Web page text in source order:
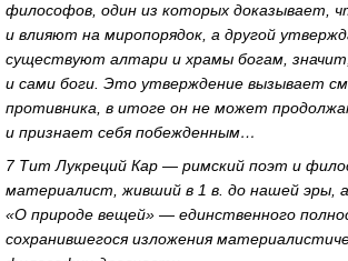
философов, один из которых доказывает,
и влияют на миропорядок, а другой
существуют алтари и храмы богам,
и сами боги. Это утверждение вызывает
противника, в итоге он не может
и признает себя побежденным…
7 Тит Лукреций Кар — римский поэт и
материалист, живший в 1 в. до нашей эры,
«О природе вещей» — единственного
сохранившегося изложения